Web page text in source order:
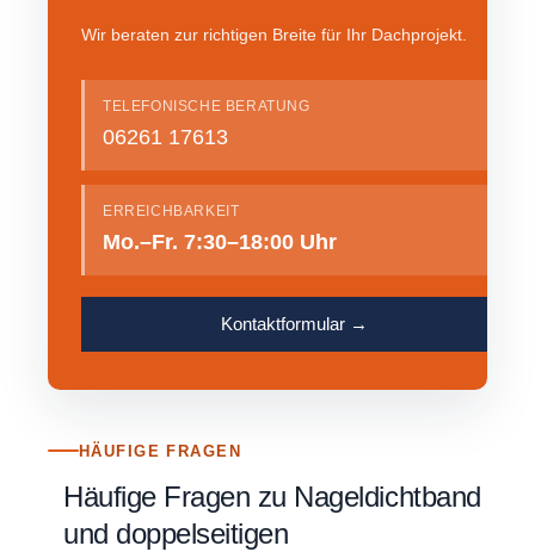
Wir beraten zur richtigen Breite für Ihr Dachprojekt.
TELEFONISCHE BERATUNG
06261 17613
ERREICHBARKEIT
Mo.–Fr. 7:30–18:00 Uhr
Kontaktformular →
HÄUFIGE FRAGEN
Häufige Fragen zu Nageldichtband
und doppelseitigen